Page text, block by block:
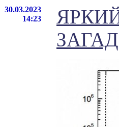
30.03.2023
14:23